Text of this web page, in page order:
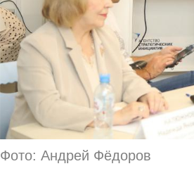
Фото: Андрей Фёдоров